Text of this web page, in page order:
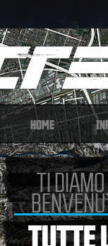
HOME
TI